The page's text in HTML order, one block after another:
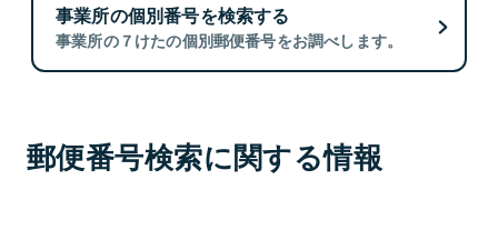
事業所の個別番号を検索する
事業所の７けたの個別郵便番号をお調べします。
郵便番号検索に関する情報